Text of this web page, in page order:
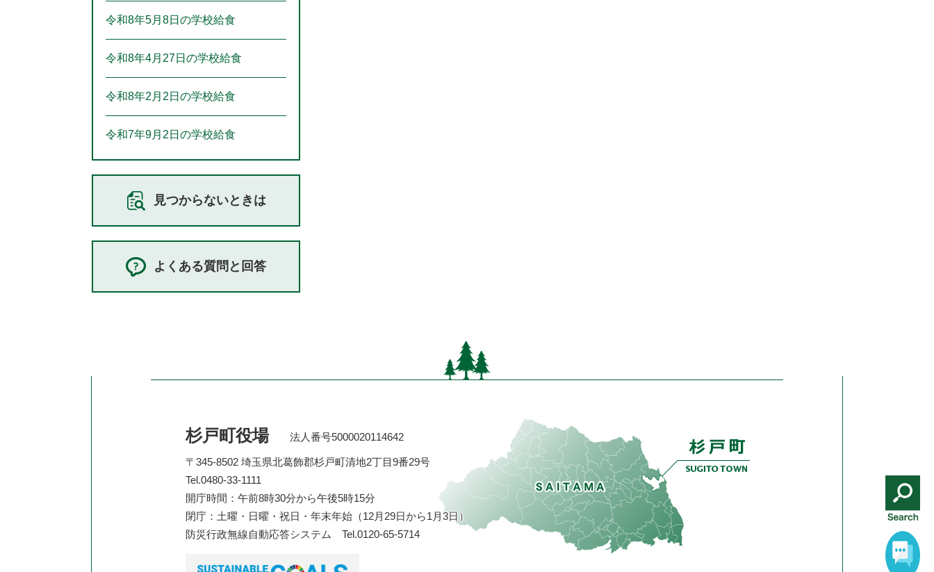
令和8年5月8日の学校給食
令和8年4月27日の学校給食
令和8年2月2日の学校給食
令和7年9月2日の学校給食
見つからないときは
よくある質問と回答
杉戸町役場 法人番号5000020114642
〒345-8502 埼玉県北葛飾郡杉戸町清地2丁目9番29号
Tel.0480-33-1111
開庁時間：午前8時30分から午後5時15分
閉庁：土曜・日曜・祝日・年末年始（12月29日から1月3日）
防災行政無線自動応答システム Tel.0120-65-5714